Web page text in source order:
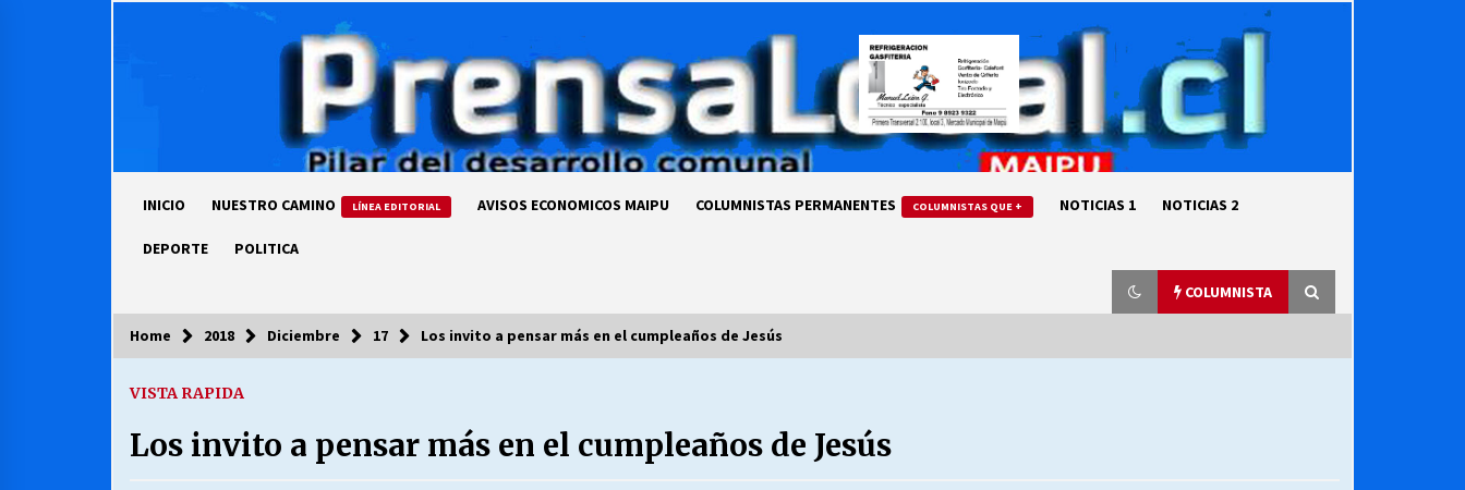
INICIO NUESTRO CAMINO LÍNEA EDITORIAL AVISOS ECONOMICOS MAIPU COLUMNISTAS PERMANENTES COLUMNISTAS QUE + NOTICIAS 1 NOTICIAS 2
DEPORTE POLITICA
COLUMNISTA
COLUMNISTA
03/08/2026
69 AÑOS DE HISTORIA
28/07/2026
Home 2018 Diciembre 17 Los invito a pensar más en el cumpleaños de Jesús
VISTA RAPIDA
Los invito a pensar más en el cumpleaños de Jesús